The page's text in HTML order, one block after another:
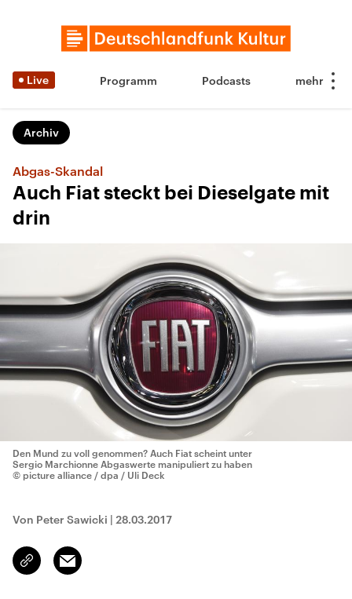
Live Programm Podcasts
Archiv
Abgas-Skandal
Auch Fiat steckt bei Dieselgate mit
drin
Den Mund zu voll genommen? Auch Fiat scheint unter
Sergio Marchionne Abgaswerte manipuliert zu haben
© picture alliance / dpa / Uli Deck
Von Peter Sawicki | 28.03.2017
Link
kopieren/teilen
Email